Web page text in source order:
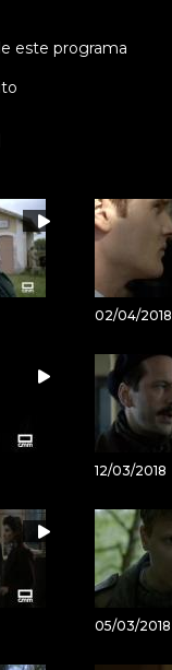
este programa
02/04/2018
12/03/2018
05/03/2018